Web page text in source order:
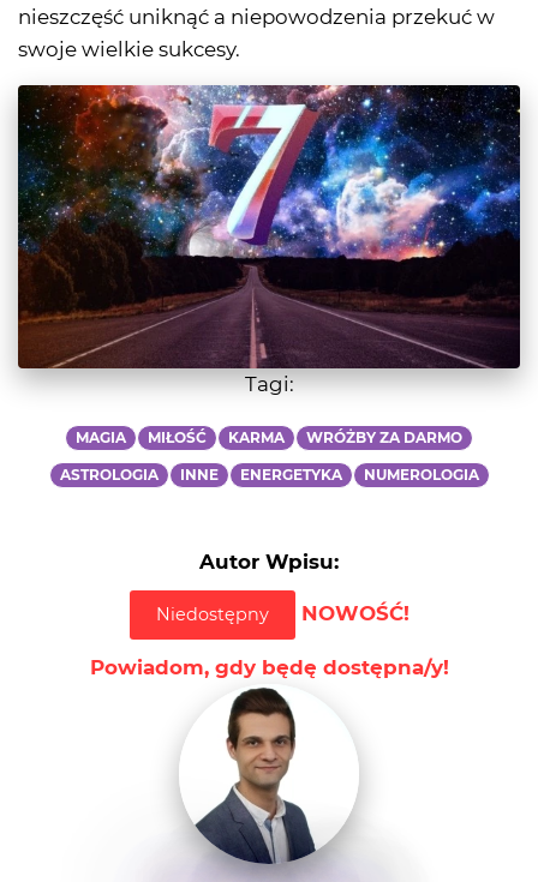
nieszczęść uniknąć a niepowodzenia przekuć w
swoje wielkie sukcesy.
Tagi:
MAGIA MIŁOŚĆ KARMA WRÓŻBY ZA DARMO
ASTROLOGIA INNE ENERGETYKA NUMEROLOGIA
Autor Wpisu:
Niedostępny NOWOŚĆ!
Powiadom, gdy będę dostępna/y!